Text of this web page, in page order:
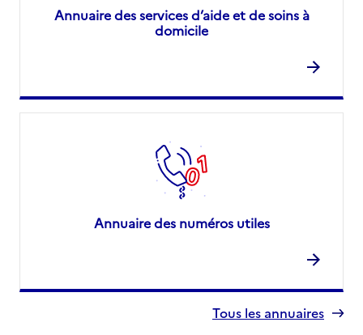
Annuaire des services d’aide et de soins à
domicile
Annuaire des numéros utiles
Tous les annuaires